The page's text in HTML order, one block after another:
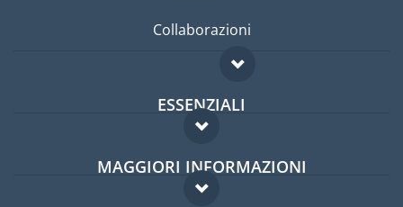
Collaborazioni
ESSENZIALI
Forum per expat
Guida per expat
MAGGIORI INFORMAZIONI
Domande frequenti